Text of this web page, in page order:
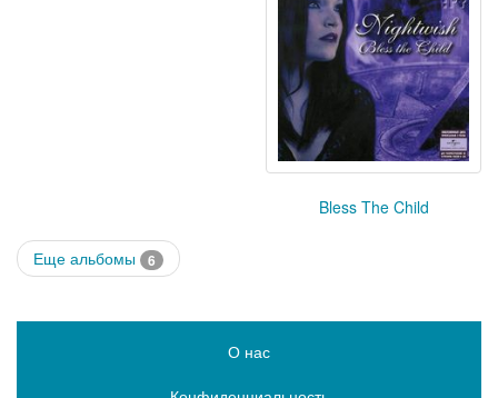
Bless The Child
Еще альбомы 6
О нас